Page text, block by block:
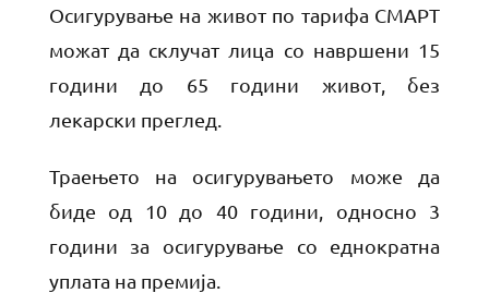
Осигурување на живот по тарифа СМАРТ
можат да склучат лица со навршени 15
години до 65 години живот, без
лекарски преглед.
Траењето на осигурувањето може да
биде од 10 до 40 години, односно 3
години за осигурување со еднократна
уплата на премија.